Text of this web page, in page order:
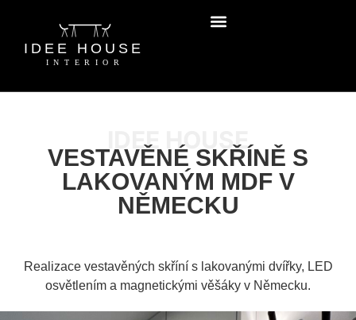
IDEE HOUSE
VESTAVĚNÉ SKŘÍNĚ S
LAKOVANÝM MDF V
NĚMECKU
Realizace vestavěných skříní s lakovanými dvířky, LED
osvětlením a magnetickými věšáky v Německu.